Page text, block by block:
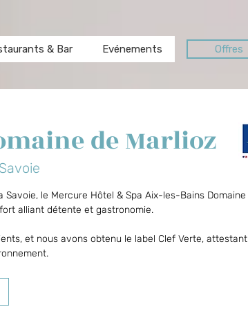
& Bar Evénements Offres
de Marlioz
le Mercure Hôtel & Spa Aix-les-Bains Domaine
alliant détente et gastronomie.
et nous avons obtenu le label Clef Verte, attestant